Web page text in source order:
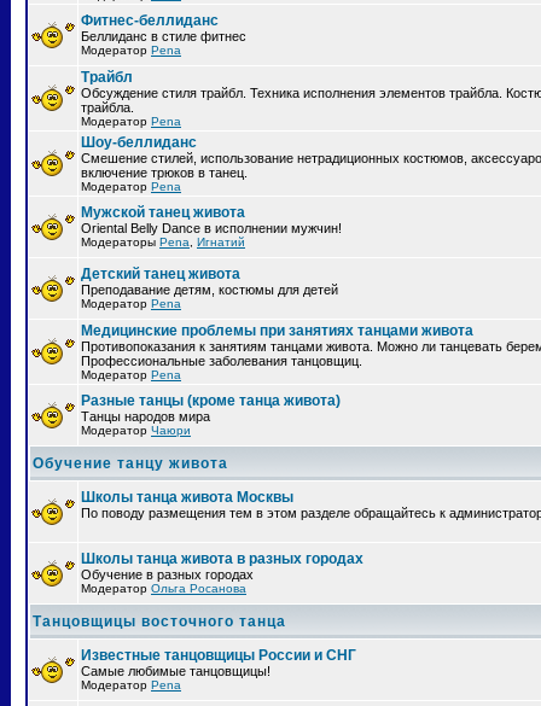
Фитнес-беллиданс
Беллиданс в стиле фитнес
Модератор Pena
Трайбл
Обсуждение стиля трайбл. Техника исполнения элементов трайбла.
трайбла.
Модератор Pena
Шоу-беллиданс
Смешение стилей, использование нетрадиционных костюмов,
включение трюков в танец.
Модератор Pena
Мужской танец живота
Oriental Belly Dance в исполнении мужчин!
Модераторы Pena Игнатий
Детский танец живота
Преподавание детям, костюмы для детей
Модератор Pena
Медицинские проблемы при занятиях танцами живота
Противопоказания к занятиям танцами живота. Можно ли танцевать
Профессиональные заболевания танцовщиц.
Модератор Pena
Разные танцы (кроме танца живота)
Танцы народов мира
Модератор Чаюри
Обучение танцу живота
Школы танца живота Москвы
По поводу размещения тем в этом разделе обращайтесь к
Школы танца живота в разных городах
Обучение в разных городах
Модератор Ольга Росанова
Танцовщицы восточного танца
Известные танцовщицы России и СНГ
Самые любимые танцовщицы!
Модератор Pena